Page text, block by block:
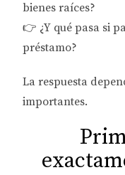
bienes raíces?
👉 ¿Y qué pasa si
préstamo?
La respuesta
importantes.